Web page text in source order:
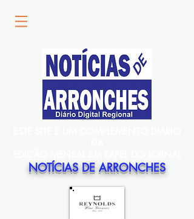
NOTÍCIAS DE ARRONCHES